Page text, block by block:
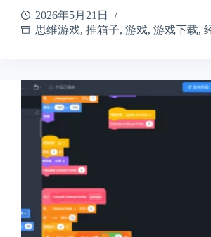
2026年5月21日
思维游戏, 推箱子, 游戏, 游戏下载,